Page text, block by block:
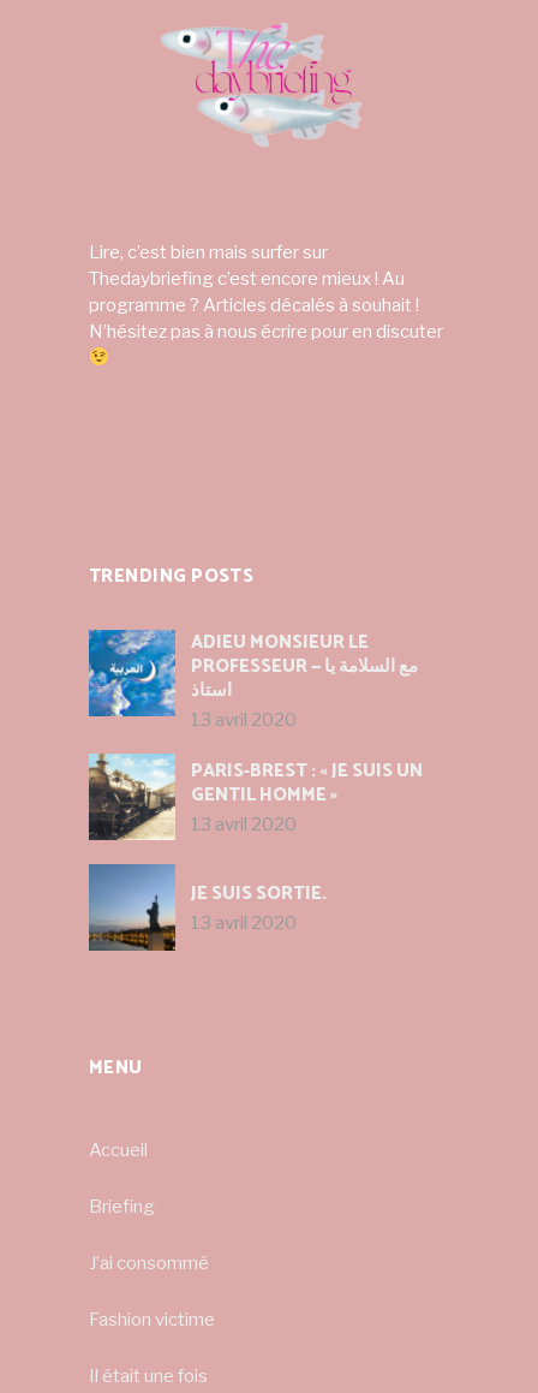
Lire, c’est bien mais surfer sur
Thedaybriefing c’est encore mieux ! Au
programme ? Articles décalés à souhait !
N’hésitez pas à nous écrire pour en discuter
TRENDING POSTS
ADIEU MONSIEUR LE
PROFESSEUR — مع السلامة يا
استاذ
13 avril 2020
PARIS-BREST : « JE SUIS UN
GENTIL HOMME »
13 avril 2020
JE SUIS SORTIE.
13 avril 2020
MENU
Accueil
Briefing
J’ai consommé
Fashion victime
Il était une fois